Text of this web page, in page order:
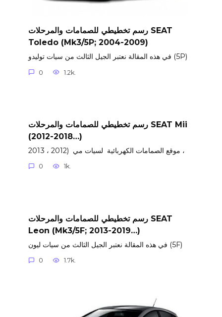
رسم تخطيطي للصمامات والمرحلات SEAT
Toledo (Mk3/5P; 2004-2009)
في هذه المقالة نعتبر الجيل الثالث من سيات توليدو (5P)
0 1.2k.
رسم تخطيطي للصمامات والمرحلات SEAT Mii
(2012-2018…)
موقع الصمامات الكهربائية لسيات مي (2012 ، 2013 ،
0 1k.
رسم تخطيطي للصمامات والمرحلات SEAT
Leon (Mk3/5F; 2013-2019…)
في هذه المقالة نعتبر الجيل الثالث من سيات ليون (5F)
0 1.7k.